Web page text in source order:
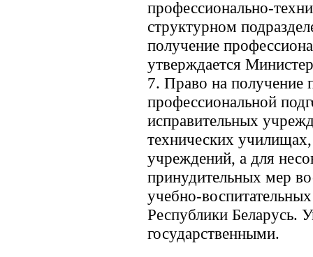
профессионально-
структурном
получение
утверждается
7. Право на получение
профессиональной
исправительных
технических
учреждений, а для
принудительных мер
учебно-
Республики Беларусь.
государственными.